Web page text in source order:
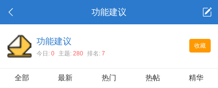
功能建议
收藏
功能建议
今日: 0 主题: 280 排名: 7
全部 最新 热门 热帖 精华